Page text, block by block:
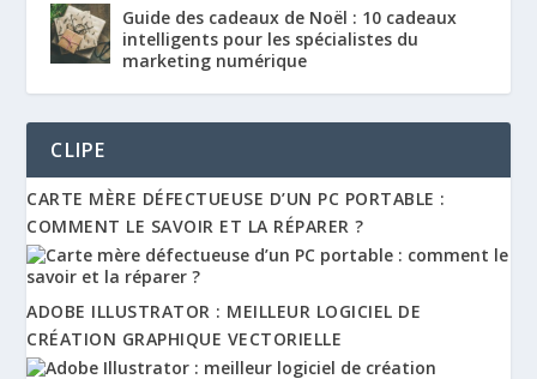
Guide des cadeaux de Noël : 10 cadeaux
intelligents pour les spécialistes du
marketing numérique
CLIPE
CARTE MÈRE DÉFECTUEUSE D’UN PC PORTABLE :
COMMENT LE SAVOIR ET LA RÉPARER ?
ADOBE ILLUSTRATOR : MEILLEUR LOGICIEL DE
CRÉATION GRAPHIQUE VECTORIELLE